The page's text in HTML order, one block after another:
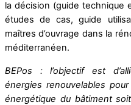
la décision (guide technique
études de cas, guide
maîtres d’ouvrage dans la
méditerranéen.
BEPos : l’objectif est
énergies renouvelables
énergétique du bâtiment